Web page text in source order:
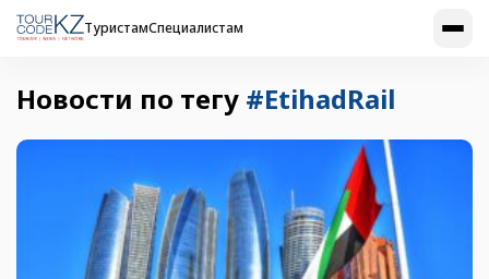
ТуристамСпециалистам
Новости по тегу #EtihadRail